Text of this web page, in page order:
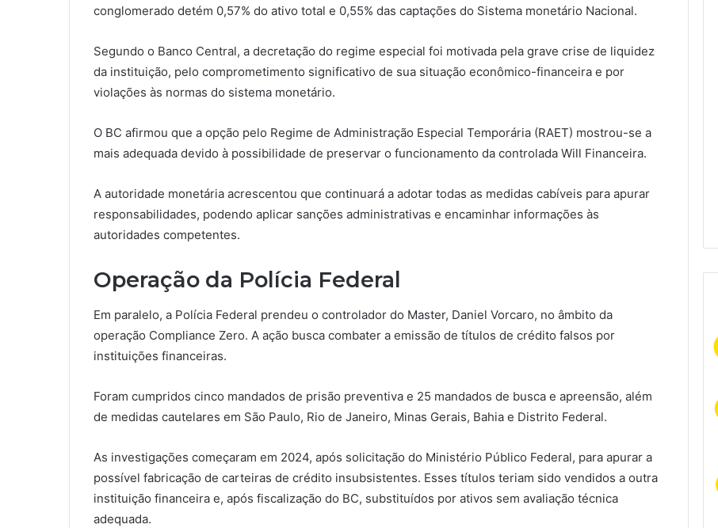
conglomerado detém 0,57% do ativo total e 0,55% das captações do Sistema monetário Nacional.
Segundo o Banco Central, a decretação do regime especial foi motivada pela grave crise de liquidez
da instituição, pelo comprometimento significativo de sua situação econômico-financeira e por
violações às normas do sistema monetário.
O BC afirmou que a opção pelo Regime de Administração Especial Temporária (RAET) mostrou-se a
mais adequada devido à possibilidade de preservar o funcionamento da controlada Will Financeira.
A autoridade monetária acrescentou que continuará a adotar todas as medidas cabíveis para apurar
responsabilidades, podendo aplicar sanções administrativas e encaminhar informações às
autoridades competentes.
Operação da Polícia Federal
Em paralelo, a Polícia Federal prendeu o controlador do Master, Daniel Vorcaro, no âmbito da
operação Compliance Zero. A ação busca combater a emissão de títulos de crédito falsos por
instituições financeiras.
Foram cumpridos cinco mandados de prisão preventiva e 25 mandados de busca e apreensão, além
de medidas cautelares em São Paulo, Rio de Janeiro, Minas Gerais, Bahia e Distrito Federal.
As investigações começaram em 2024, após solicitação do Ministério Público Federal, para apurar a
possível fabricação de carteiras de crédito insubsistentes. Esses títulos teriam sido vendidos a outra
instituição financeira e, após fiscalização do BC, substituídos por ativos sem avaliação técnica
adequada.